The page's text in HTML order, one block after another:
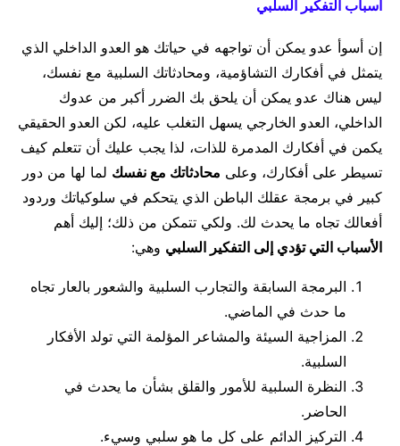
أسباب التفكير السلبي
إن أسوأ عدو يمكن أن تواجهه في حياتك هو العدو الداخلي الذي
يتمثل في أفكارك التشاؤمية، ومحادثاتك السلبية مع نفسك،
ليس هناك عدو يمكن أن يلحق بك الضرر أكبر من عدوك
الداخلي، العدو الخارجي يسهل التغلب عليه، لكن العدو الحقيقي
يكمن في أفكارك المدمرة للذات، لذا يجب عليك أن تتعلم كيف
تسيطر على أفكارك، وعلى محادثاتك مع نفسك لما لها من دور
كبير في برمجة عقلك الباطن الذي يتحكم في سلوكياتك وردود
أفعالك تجاه ما يحدث لك. ولكي تتمكن من ذلك؛ إليك أهم
الأسباب التي تؤدي إلى التفكير السلبي وهي:
البرمجة السابقة والتجارب السلبية والشعور بالعار تجاه
ما حدث في الماضي.
المزاجية السيئة والمشاعر المؤلمة التي تولد الأفكار
السلبية.
النظرة السلبية للأمور والقلق بشأن ما يحدث في
الحاضر.
التركيز الدائم على كل ما هو سلبي وسيء.